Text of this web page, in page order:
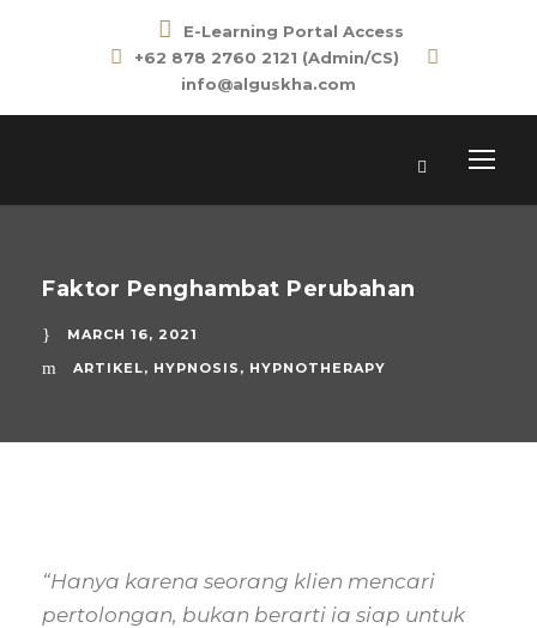
E-Learning Portal Access
+62 878 2760 2121 (Admin/CS)
info@alguskha.com
Faktor Penghambat Perubahan
MARCH 16, 2021
ARTIKEL, HYPNOSIS , HYPNOTHERAPY
“Hanya karena seorang klien mencari
pertolongan, bukan berarti ia siap untuk